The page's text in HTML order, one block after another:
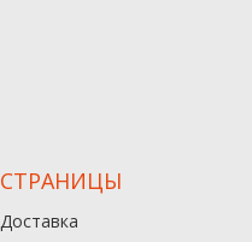
СТРАНИЦЫ
Доставка